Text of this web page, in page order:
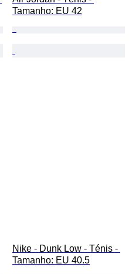
Tamanho: EU 42
Nike - Dunk Low - Ténis -
Tamanho: EU 40.5